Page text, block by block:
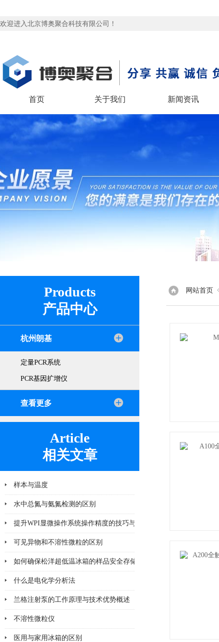
欢迎进入北京博奥聚合科技有限公司！
首页 关于我们 新闻资讯
Products
产品中心
杭州朗基
定量PCR系统
PCR基因扩增仪
查看更多
Article
相关文章
样本与温度
水中总氮与氨氮检测的区别
提升WPI显微操作系统操作精度的技巧与方法
可见异物和不溶性微粒的区别
如何确保松洋超低温冰箱的样品安全存储？
什么是电化学分析法
兰格注射泵的工作原理与技术优势概述
不溶性微粒仪
医用与家用冰箱的区别
网站首页